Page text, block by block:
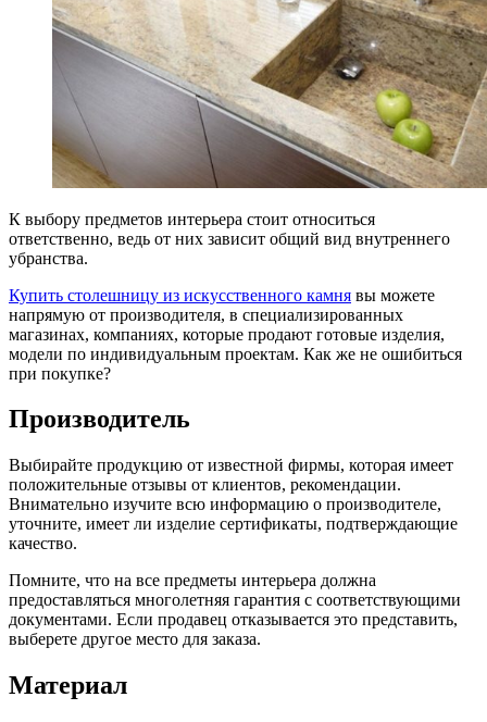
К выбору предметов интерьера стоит относиться
ответственно, ведь от них зависит общий вид внутреннего
убранства.
Купить столешницу из искусственного камня вы можете
напрямую от производителя, в специализированных
магазинах, компаниях, которые продают готовые изделия,
модели по индивидуальным проектам. Как же не ошибиться
при покупке?
Производитель
Выбирайте продукцию от известной фирмы, которая имеет
положительные отзывы от клиентов, рекомендации.
Внимательно изучите всю информацию о производителе,
уточните, имеет ли изделие сертификаты, подтверждающие
качество.
Помните, что на все предметы интерьера должна
предоставляться многолетняя гарантия с соответствующими
документами. Если продавец отказывается это представить,
выберете другое место для заказа.
Материал